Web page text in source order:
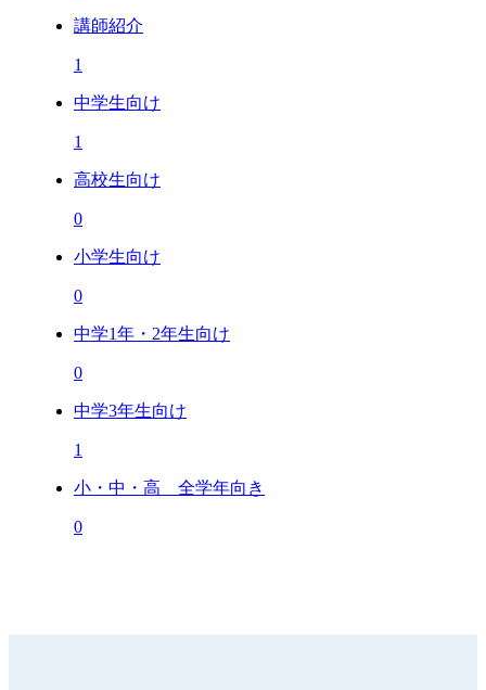
講師紹介
1
中学生向け
1
高校生向け
0
小学生向け
0
中学1年・2年生向け
0
中学3年生向け
1
小・中・高 全学年向き
0